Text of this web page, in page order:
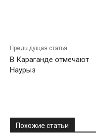
Предыдущая статья
В Караганде отмечают
Наурыз
Похожие статьи